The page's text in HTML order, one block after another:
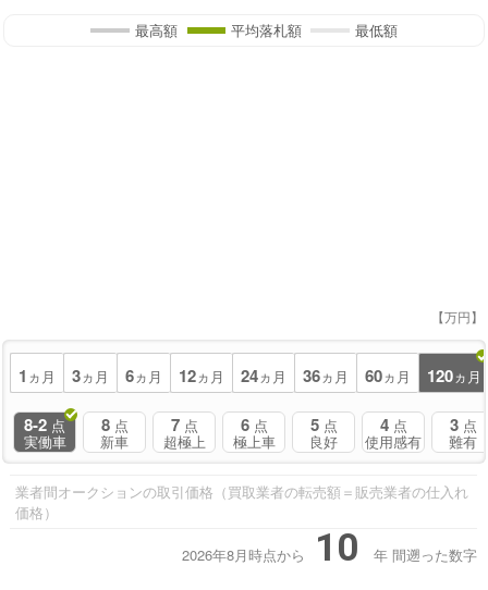
最高額 平均落札額 最低額
【万円】
1 ヵ月 3ヵ月 6ヵ月 12ヵ月 24ヵ月 36ヵ月 60ヵ月 120ヵ月
8-2 点
実働車
8 点
新車
7 点
超極上
6 点
極上車
5 点
良好
4 点
使用感有
3 点
難有
業者間オークションの取引価格（買取業者の転売額＝販売業者の仕入れ
価格）
2026年8月時点から 10 年 間遡った数字